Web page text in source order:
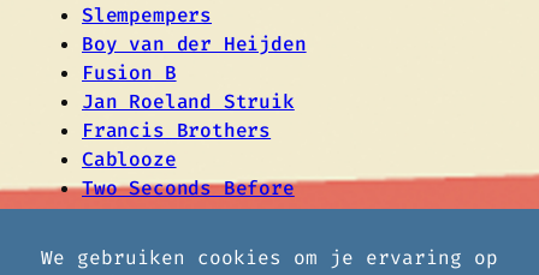
Slempempers
Boy van der Heijden
Fusion B
Jan Roeland Struik
Francis Brothers
Cablooze
Two Seconds Before